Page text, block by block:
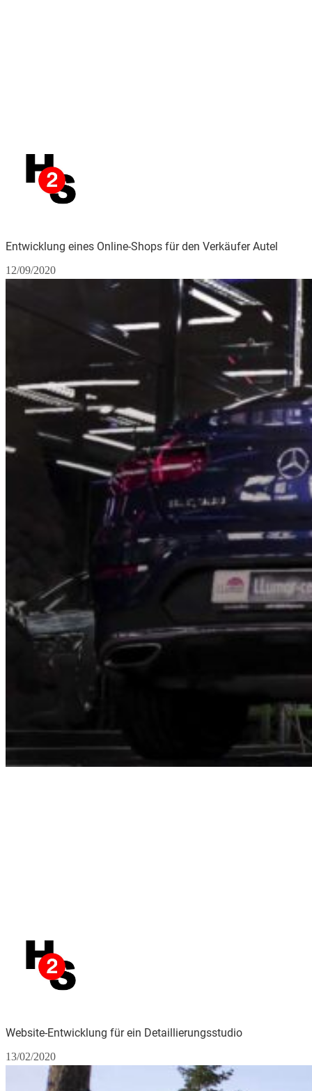
Entwicklung eines Online-Shops für den Verkäufer Autel
12/09/2020
Website-Entwicklung für ein Detaillierungsstudio
13/02/2020